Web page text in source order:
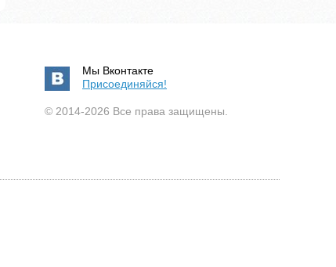
Мы Вконтакте
Присоединяйся!
© 2014-2026 Все права защищены.